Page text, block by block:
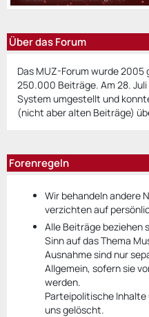
Über das Forum
Das MUZ-Forum wurde
250.000 Beiträge. Am 28.
System umgestellt und
(nicht aber alten Beiträge)
Forenregeln
Wir behandeln andere
verzichten auf
Alle Beiträge beziehen
Sinn auf das Thema
Ausnahme sind nur
Allgemein, sofern sie
werden.
Parteipolitische Inhalte
uns gelöscht.